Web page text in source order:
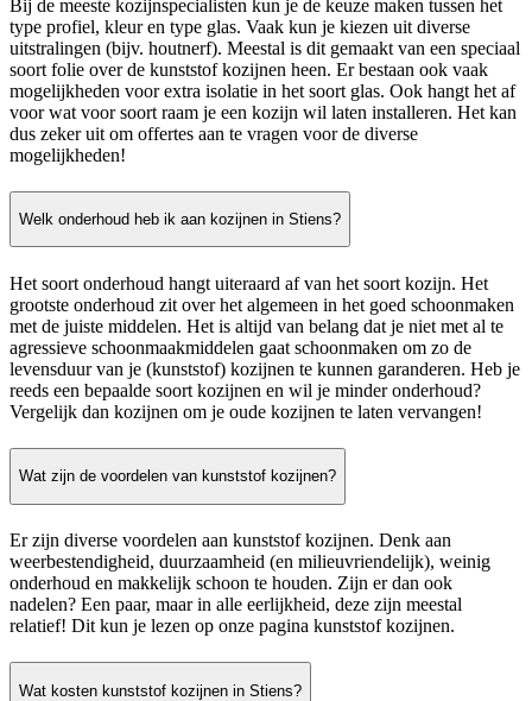
Bij de meeste kozijnspecialisten kun je de keuze maken tussen het
type profiel, kleur en type glas. Vaak kun je kiezen uit diverse
uitstralingen (bijv. houtnerf). Meestal is dit gemaakt van een speciaal
soort folie over de kunststof kozijnen heen. Er bestaan ook vaak
mogelijkheden voor extra isolatie in het soort glas. Ook hangt het af
voor wat voor soort raam je een kozijn wil laten installeren. Het kan
dus zeker uit om offertes aan te vragen voor de diverse
mogelijkheden!
Welk onderhoud heb ik aan kozijnen in Stiens?
Het soort onderhoud hangt uiteraard af van het soort kozijn. Het
grootste onderhoud zit over het algemeen in het goed schoonmaken
met de juiste middelen. Het is altijd van belang dat je niet met al te
agressieve schoonmaakmiddelen gaat schoonmaken om zo de
levensduur van je (kunststof) kozijnen te kunnen garanderen. Heb je
reeds een bepaalde soort kozijnen en wil je minder onderhoud?
Vergelijk dan kozijnen om je oude kozijnen te laten vervangen!
Wat zijn de voordelen van kunststof kozijnen?
Er zijn diverse voordelen aan kunststof kozijnen. Denk aan
weerbestendigheid, duurzaamheid (en milieuvriendelijk), weinig
onderhoud en makkelijk schoon te houden. Zijn er dan ook
nadelen? Een paar, maar in alle eerlijkheid, deze zijn meestal
relatief! Dit kun je lezen op onze pagina kunststof kozijnen.
Wat kosten kunststof kozijnen in Stiens?